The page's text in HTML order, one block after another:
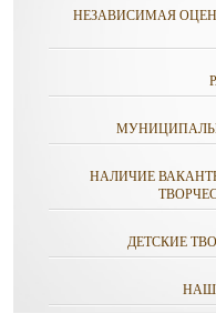
НЕЗАВИСИМАЯ
НАЛИЧИЕ
ДЕТСКИЕ